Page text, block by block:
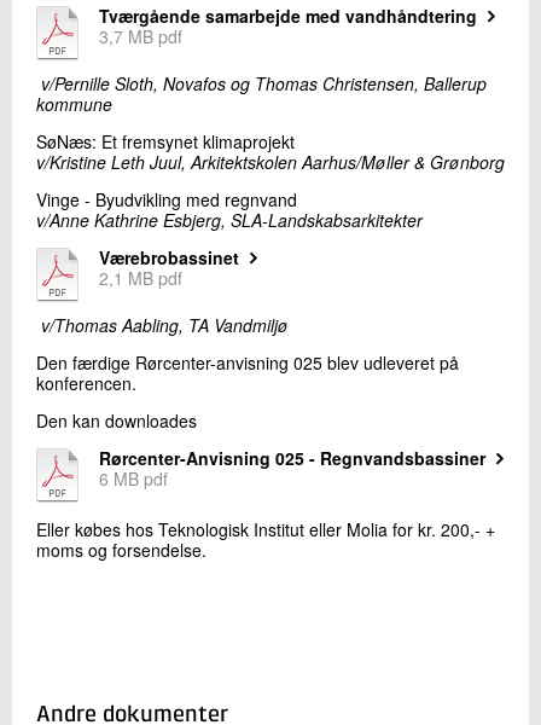
Tværgående samarbejde med vandhåndtering
3,7 MB pdf
v/Pernille Sloth, Novafos og Thomas Christensen, Ballerup
kommune
SøNæs: Et fremsynet klimaprojekt
v/Kristine Leth Juul, Arkitektskolen Aarhus/Møller & Grønborg
Vinge - Byudvikling med regnvand
v/Anne Kathrine Esbjerg, SLA-Landskabsarkitekter
Værebrobassinet
2,1 MB pdf
v/Thomas Aabling, TA Vandmiljø
Den færdige Rørcenter-anvisning 025 blev udleveret på
konferencen.
Den kan downloades
Rørcenter-Anvisning 025 - Regnvandsbassiner
6 MB pdf
Eller købes hos Teknologisk Institut eller Molia for kr. 200,- +
moms og forsendelse.
Andre dokumenter